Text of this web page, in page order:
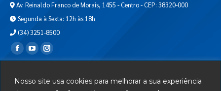
Nosso site usa cookies para melhorar a sua experiência
Av. Reinaldo Franco de Morais, 1455 - Centro - CEP: 38320-000
Segunda à Sexta: 12h às 18h
(34) 3251-8500
Encontre-nos em: